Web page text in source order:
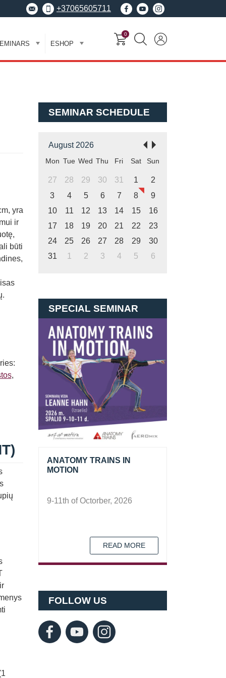
+37065605711
ESHOP
0
yra
ir
būti
,
SEMINAR SCHEDULE
August 2026
Mon Tue Wed Thu Fri Sat Sun
27 28 29 30 31 1
2
3
4 5 6 7 8
9
10
11 12 13 14 15
16
17
18 19 20 21 22
23
24
25 26 27 28 29
30
31
1 2 3 4 5 6
SPECIAL SEMINAR
ANATOMY TRAINS IN
MOTION
9-11th of Octorber, 2026
READ MORE
FOLLOW US